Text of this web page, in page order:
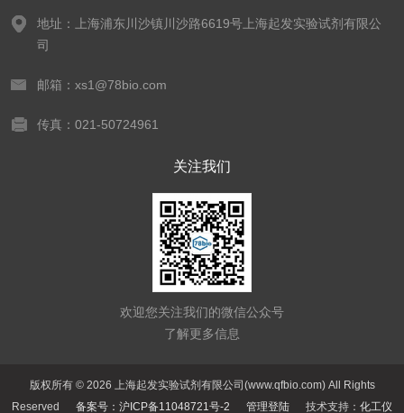
地址：上海浦东川沙镇川沙路6619号上海起发实验试剂有限公
司
邮箱：xs1@78bio.com
传真：021-50724961
关注我们
欢迎您关注我们的微信公众号
了解更多信息
版权所有 © 2026 上海起发实验试剂有限公司(www.qfbio.com) All Rights
Reserved 备案号：沪ICP备11048721号-2 管理登陆 技术支持： 化工仪